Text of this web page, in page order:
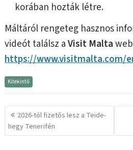
korában hozták létre.
Máltáról rengeteg hasznos
videót találsz aVisit Malta
https://www.visitmalta.com/
Kitekintő
Bejegyzés
navigáció
2026-tól fizetős lesz a Teide-
hegy Tenerifén